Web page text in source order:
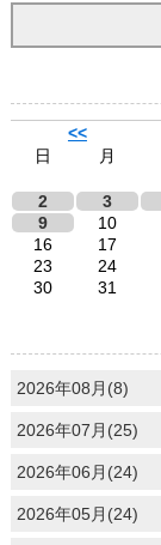
<<
日
月
2
3
9
10
16
17
23
24
30
31
2026年08月(8)
2026年07月(25)
2026年06月(24)
2026年05月(24)